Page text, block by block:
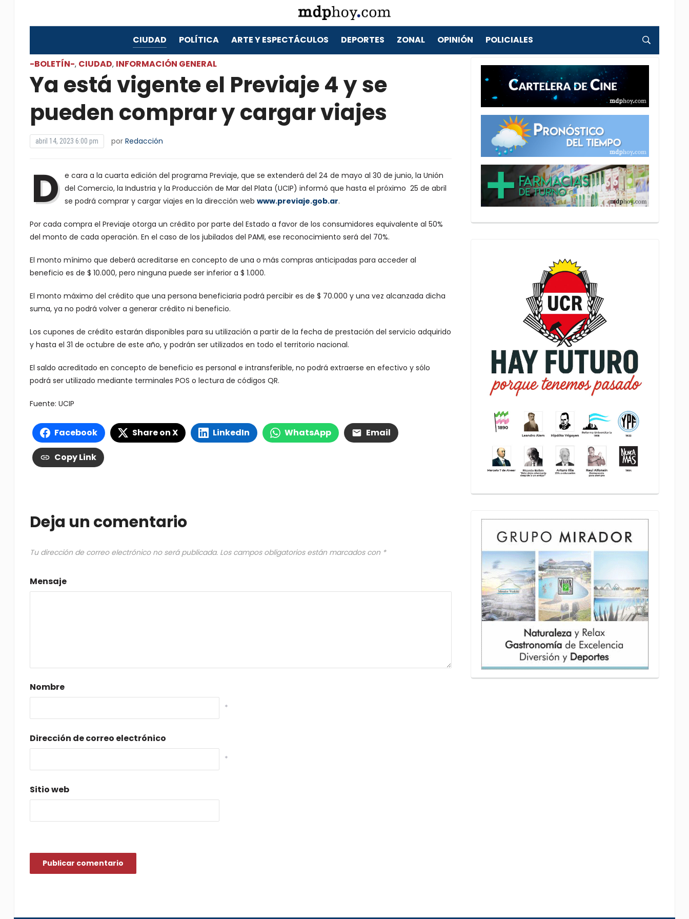
CIUDAD POLÍTICA ARTE Y ESPECTÁCULOS DEPORTES ZONAL OPINIÓN POLICIALES
-BOLETÍN-, CIUDAD, INFORMACIÓN GENERAL
Ya está vigente el Previaje 4 y se
pueden comprar y cargar viajes
abril 14, 2023 6:00 pm por Redacción
D e cara a la cuarta edición del programa Previaje, que se extenderá del 24 de mayo al 30 de junio, la Unión
del Comercio, la Industria y la Producción de Mar del Plata (UCIP) informó que hasta el próximo 25 de abril
se podrá comprar y cargar viajes en la dirección web www.previaje.gob.ar.
Por cada compra el Previaje otorga un crédito por parte del Estado a favor de los consumidores equivalente al 50%
del monto de cada operación. En el caso de los jubilados del PAMI, ese reconocimiento será del 70%.
El monto mínimo que deberá acreditarse en concepto de una o más compras anticipadas para acceder al
beneficio es de $ 10.000, pero ninguna puede ser inferior a $ 1.000.
El monto máximo del crédito que una persona beneficiaria podrá percibir es de $ 70.000 y una vez alcanzada dicha
suma, ya no podrá volver a generar crédito ni beneficio.
Los cupones de crédito estarán disponibles para su utilización a partir de la fecha de prestación del servicio adquirido
y hasta el 31 de octubre de este año, y podrán ser utilizados en todo el territorio nacional.
El saldo acreditado en concepto de beneficio es personal e intransferible, no podrá extraerse en efectivo y sólo
podrá ser utilizado mediante terminales POS o lectura de códigos QR.
Fuente: UCIP
Facebook Share on X LinkedIn WhatsApp Email
Copy Link
Deja un comentario
Tu dirección de correo electrónico no será publicada. Los campos obligatorios están marcados con *
Mensaje
Nombre
*
Dirección de correo electrónico
*
Sitio web